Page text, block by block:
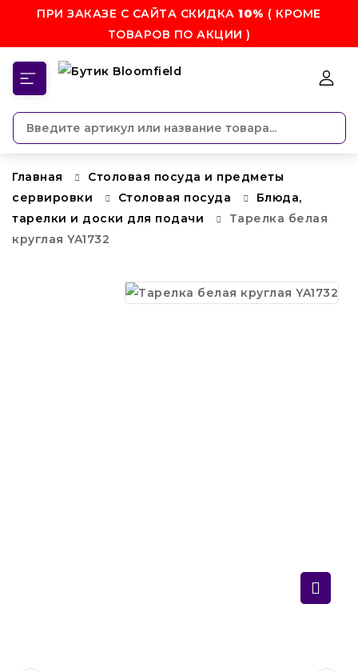
ПРИ ЗАКАЗЕ С САЙТА СКИДКА10% ( КРОМЕ
ТОВАРОВ ПО АКЦИИ )
Главная
Столовая посуда и предметы
сервировки
Столовая посуда
Блюда,
тарелки и доски для подачи
Тарелка белая
круглая YA1732